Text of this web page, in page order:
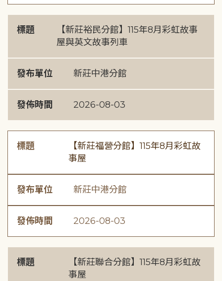
標題
【新莊裕民分館】115年8月彩虹故事
屋與英文故事列車
發布單位 新莊中港分館
發佈時間 2026-08-03
標題
【新莊福營分館】115年8月彩虹故
事屋
發布單位 新莊中港分館
發佈時間 2026-08-03
標題
【新莊聯合分館】115年8月彩虹故
事屋